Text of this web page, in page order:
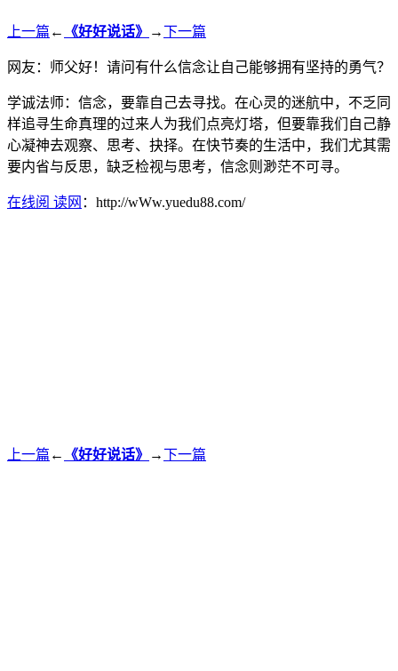
上一篇 ← 《好好说话》 →下一篇
网友：师父好！请问有什么信念让自己能够拥有坚持的勇气？
学诚法师：信念，要靠自己去寻找。在心灵的迷航中，不乏同
样追寻生命真理的过来人为我们点亮灯塔，但要靠我们自己静
心凝神去观察、思考、抉择。在快节奏的生活中，我们尤其需
要内省与反思，缺乏检视与思考，信念则渺茫不可寻。
在线阅 读网 ：http://wWw.yuedu88.com/
上一篇 ← 《好好说话》 →下一篇